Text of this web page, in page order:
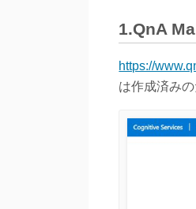
1.QnA
https://
は作成済み